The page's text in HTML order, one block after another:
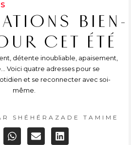
BIEN-
CET ÉTÉ
détente inoubliable, apaisement,
Voici quatre adresses pour se
et se reconnecter avec soi-
même.
SHÉHÉRAZADE TAMIME